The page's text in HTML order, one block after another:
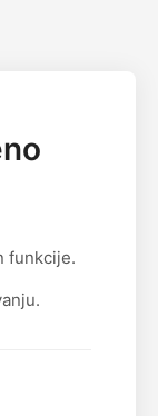
funkcije.